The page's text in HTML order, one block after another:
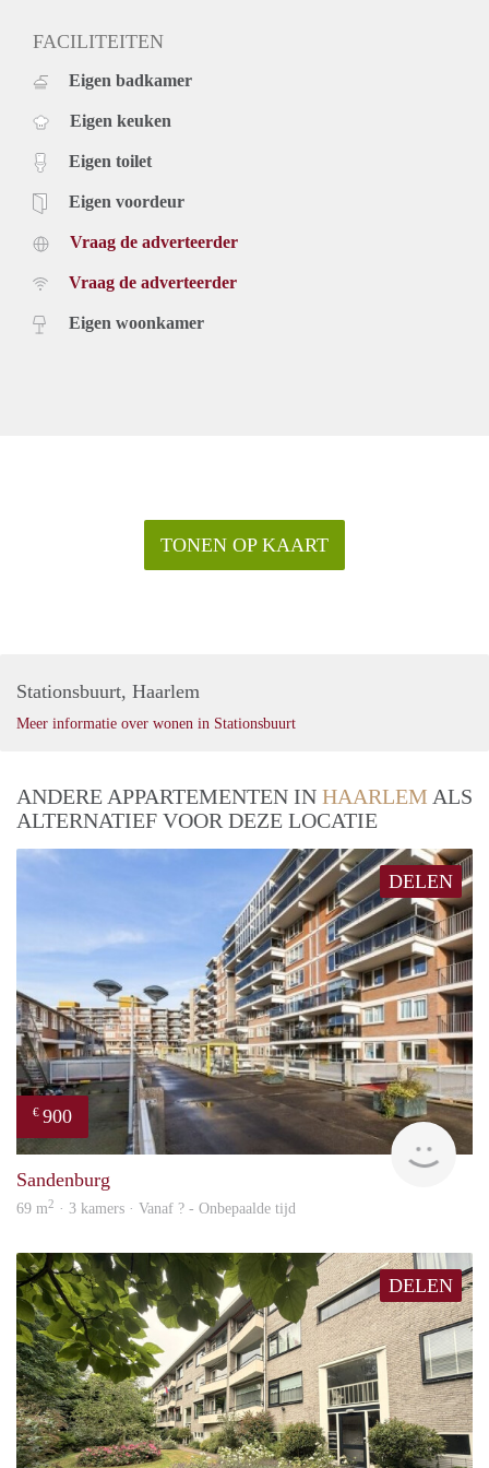
FACILITEITEN
Eigen badkamer
Eigen keuken
Eigen toilet
Eigen voordeur
Vraag de adverteerder
Vraag de adverteerder
Eigen woonkamer
TONEN OP KAART
Stationsbuurt, Haarlem
Meer informatie over wonen in Stationsbuurt
ANDERE APPARTEMENTEN IN HAARLEM ALS
ALTERNATIEF VOOR DEZE LOCATIE
DELEN
€ 900
Sandenburg
69 m2 · 3 kamers · Vanaf ? - Onbepaalde tijd
DELEN